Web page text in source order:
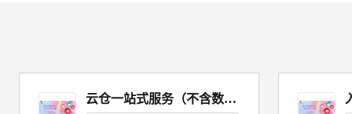
云仓一站式服务（不含数据）－湖南省